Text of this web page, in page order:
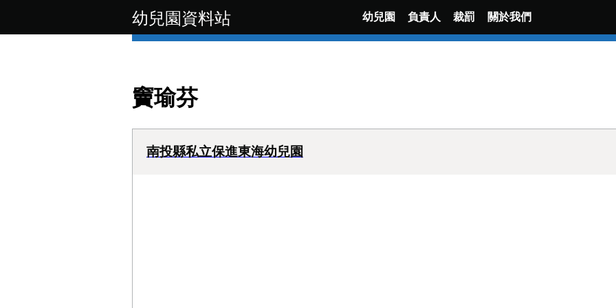
幼兒園資料站 幼兒園 負責人 裁罰 關於我們
竇瑜芬
南投縣私立保進東海幼兒園